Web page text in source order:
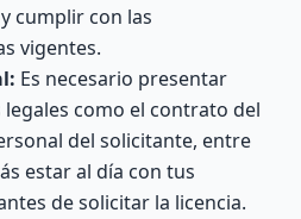
cumplir con las
vigentes.
Es necesario presentar
como el contrato del
del solicitante, entre
estar al día con tus
de solicitar la licencia.